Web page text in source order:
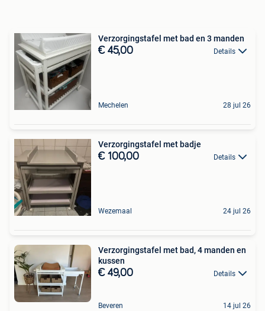
Verzorgingstafel met bad en 3 manden
€ 45,00 Details
Mechelen 28 jul 26
Verzorgingstafel met badje
€ 100,00 Details
Wezemaal 24 jul 26
Verzorgingstafel met bad, 4 manden en
kussen
€ 49,00 Details
Beveren 14 jul 26